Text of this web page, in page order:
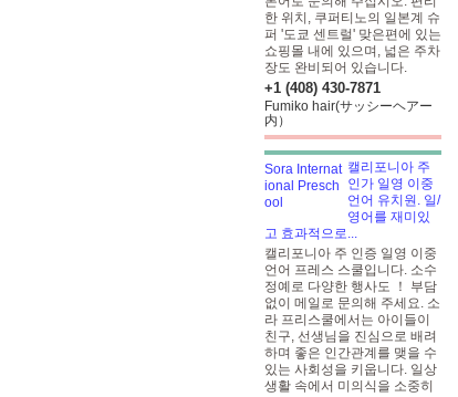
한 위치, 쿠퍼티노의 일본계 슈
퍼 '도쿄 센트럴' 맞은편에 있는
쇼핑몰 내에 있으며, 넓은 주차
장도 완비되어 있습니다.
+1 (408) 430-7871
Fumiko hair(サッシーヘアー
内）
캘리포니아 주
인가 일영 이중
언어 유치원. 일/
영어를 재미있
고 효과적으로...
캘리포니아 주 인증 일영 이중
언어 프레스 스쿨입니다. 소수
정예로 다양한 행사도 ！ 부담
없이 메일로 문의해 주세요. 소
라 프리스쿨에서는 아이들이
친구, 선생님을 진심으로 배려
하며 좋은 인간관계를 맺을 수
있는 사회성을 키웁니다. 일상
생활 속에서 미의식을 소중히